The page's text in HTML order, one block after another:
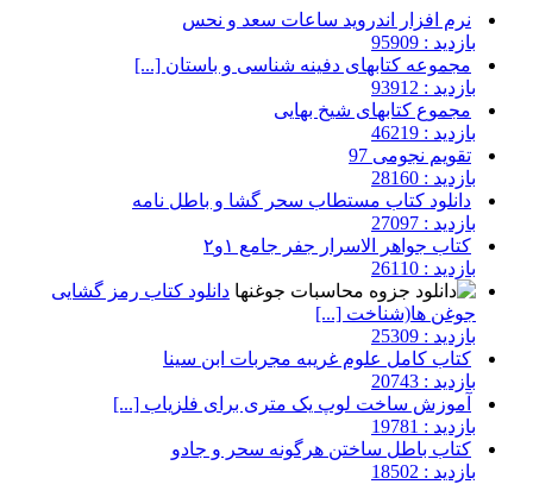
نرم افزار اندروید ساعات سعد و نحس
بازدید : 95909
مجموعه کتابهای دفینه شناسی و باستان [...]
بازدید : 93912
مجموع کتابهای شیخ بهایی
بازدید : 46219
تقویم نجومی 97
بازدید : 28160
دانلود کتاب مستطاب سحر گشا و باطل نامه
بازدید : 27097
کتاب جواهر الاسرار جفر جامع ۱و۲
بازدید : 26110
دانلود کتاب رمز گشایی
جوغن ها(شناخت [...]
بازدید : 25309
کتاب کامل علوم غریبه مجربات ابن سینا
بازدید : 20743
آموزش ساخت لوپ یک متری برای فلزیاب [...]
بازدید : 19781
کتاب باطل ساختن هرگونه سحر و جادو
بازدید : 18502